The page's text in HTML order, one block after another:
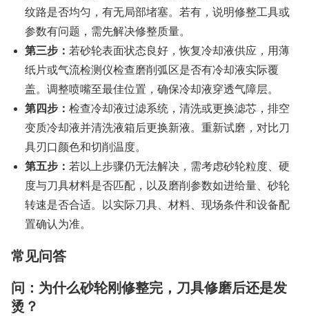
纹路是否均匀，有无局部堵塞。若有，说明修整工具或
参数有问题，需先解决修整质量。
第三步： 若砂轮表面状态良好，恢复冷却液供应，用薄
纸片或气流检测仪检查磨削弧区是否有冷却液实际覆
盖。调整喷嘴至最佳位置，确保冷却液穿透气障层。
第四步： 检查冷却液过滤系统，清洗或更换滤芯，排空
变质冷却液并清洗液箱后更换新液。重新试磨，对比刀
具刃口颜色和切削温度。
第五步： 若以上步骤仍无法解决，需考虑砂轮粒度、硬
度与刀具材料是否匹配，以及磨削参数如进给量、砂轮
转速是否合适。以实际刀具、材料、现场条件和设备配
置确认为准。
常见问答
问：为什么砂轮刚修整完，刀具修磨后还是发
烫？